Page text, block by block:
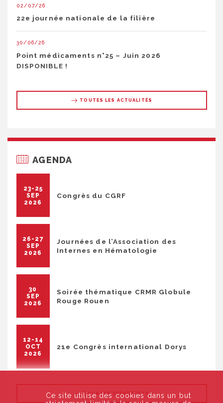
02/07/26
22e journée nationale de la filière
30/06/26
Point médicaments n°25 – Juin 2026
DISPONIBLE !
TOUTES LES ACTUALITÉS
AGENDA
23-25
SEP
2026
Congrès du CGRF
26-27
SEP
2026
Journées de l’Association des
Internes en Hématologie
30
SEP
2026
Soirée thématique CRMR Globule
Rouge Rouen
12-14
OCT
2026
21e Congrès international Dorys
TOUS LES ÉVÉNEMENTS
Ce site utilise des cookies dans un but